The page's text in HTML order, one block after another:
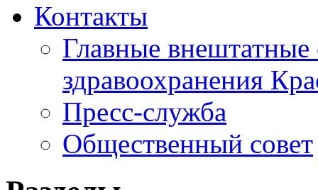
Контакты
Главные внештатные
здравоохранения
Пресс-служба
Общественный совет